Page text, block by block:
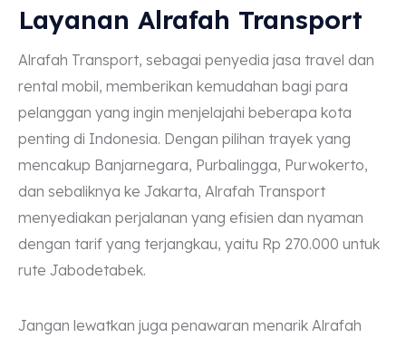
Layanan Alrafah Transport
Alrafah Transport, sebagai penyedia jasa travel dan
rental mobil, memberikan kemudahan bagi para
pelanggan yang ingin menjelajahi beberapa kota
penting di Indonesia. Dengan pilihan trayek yang
mencakup Banjarnegara, Purbalingga, Purwokerto,
dan sebaliknya ke Jakarta, Alrafah Transport
menyediakan perjalanan yang efisien dan nyaman
dengan tarif yang terjangkau, yaitu Rp 270.000 untuk
rute Jabodetabek.
Jangan lewatkan juga penawaran menarik Alrafah